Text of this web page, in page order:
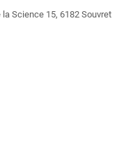
la Science 15, 6182 Souvret